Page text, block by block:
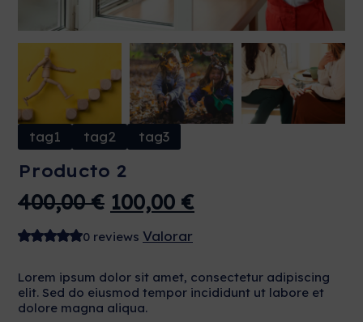
tag1 tag2 tag3
Producto 2
400,00€ El
precio
era:
400,00 €.
100,00 €
es:
100,00 €.
0 reviews Valorar
Lorem ipsum dolor sit amet, consectetur adipiscing
elit. Sed do eiusmod tempor incididunt ut labore et
dolore magna aliqua.